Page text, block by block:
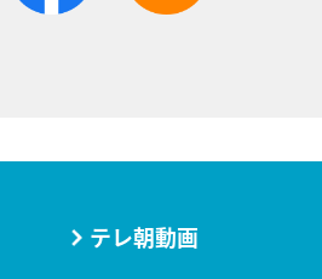
テレ朝動画